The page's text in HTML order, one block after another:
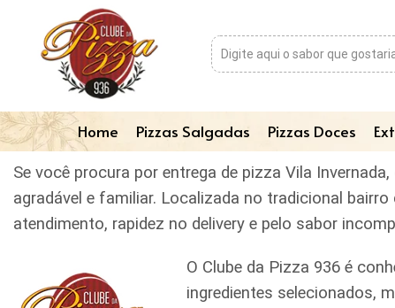
Home Pizzas Salgadas Pizzas Doces
Se você procura por entrega de pizza Vila
agradável e familiar. Localizada no tradicional
atendimento, rapidez no delivery e pelo sabor
O Clube da Pizza 936 é
ingredientes selecionados,